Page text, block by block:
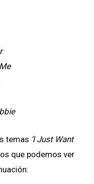
temas ‘I Just Want
que podemos ver